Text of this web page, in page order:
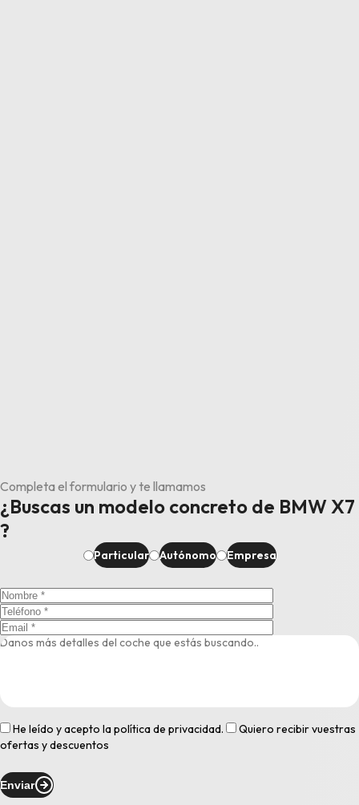
Completa el formulario y te llamamos
¿Buscas un modelo concreto de BMW X7
?
Particular Autónomo Empresa
He leído y acepto lapolítica de privacidad.
Quiero recibir vuestras
ofertas y descuentos
Enviar